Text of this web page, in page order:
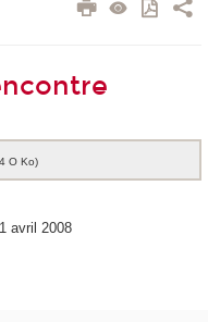
O Ko)
avril 2008